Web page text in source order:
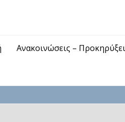
Ανακοινώσεις –